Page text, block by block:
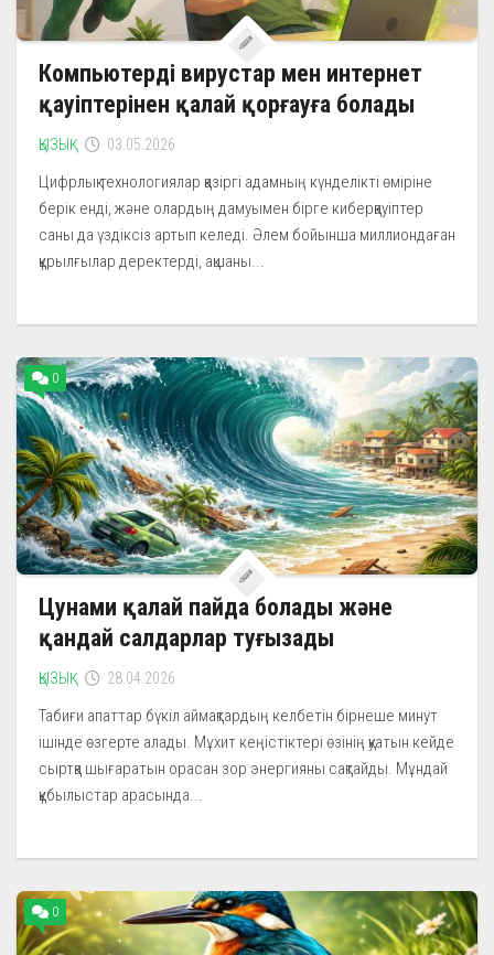
Компьютерді вирустар мен интернет
қауіптерінен қалай қорғауға болады
ҚЫЗЫҚ 03.05.2026
Цифрлық технологиялар қазіргі адамның күнделікті өміріне
берік енді, және олардың дамуымен бірге киберқауіптер
саны да үздіксіз артып келеді. Әлем бойынша миллиондаған
құрылғылар деректерді, ақшаны...
0
Цунами қалай пайда болады және
қандай салдарлар туғызады
ҚЫЗЫҚ 28.04.2026
Табиғи апаттар бүкіл аймақтардың келбетін бірнеше минут
ішінде өзгерте алады. Мұхит кеңістіктері өзінің қуатын кейде
сыртқа шығаратын орасан зор энергияны сақтайды. Мұндай
құбылыстар арасында...
0